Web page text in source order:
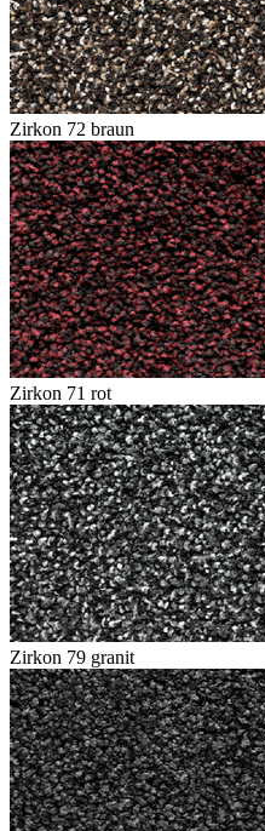
Zirkon 72 braun
Zirkon 71 rot
Zirkon 79 granit